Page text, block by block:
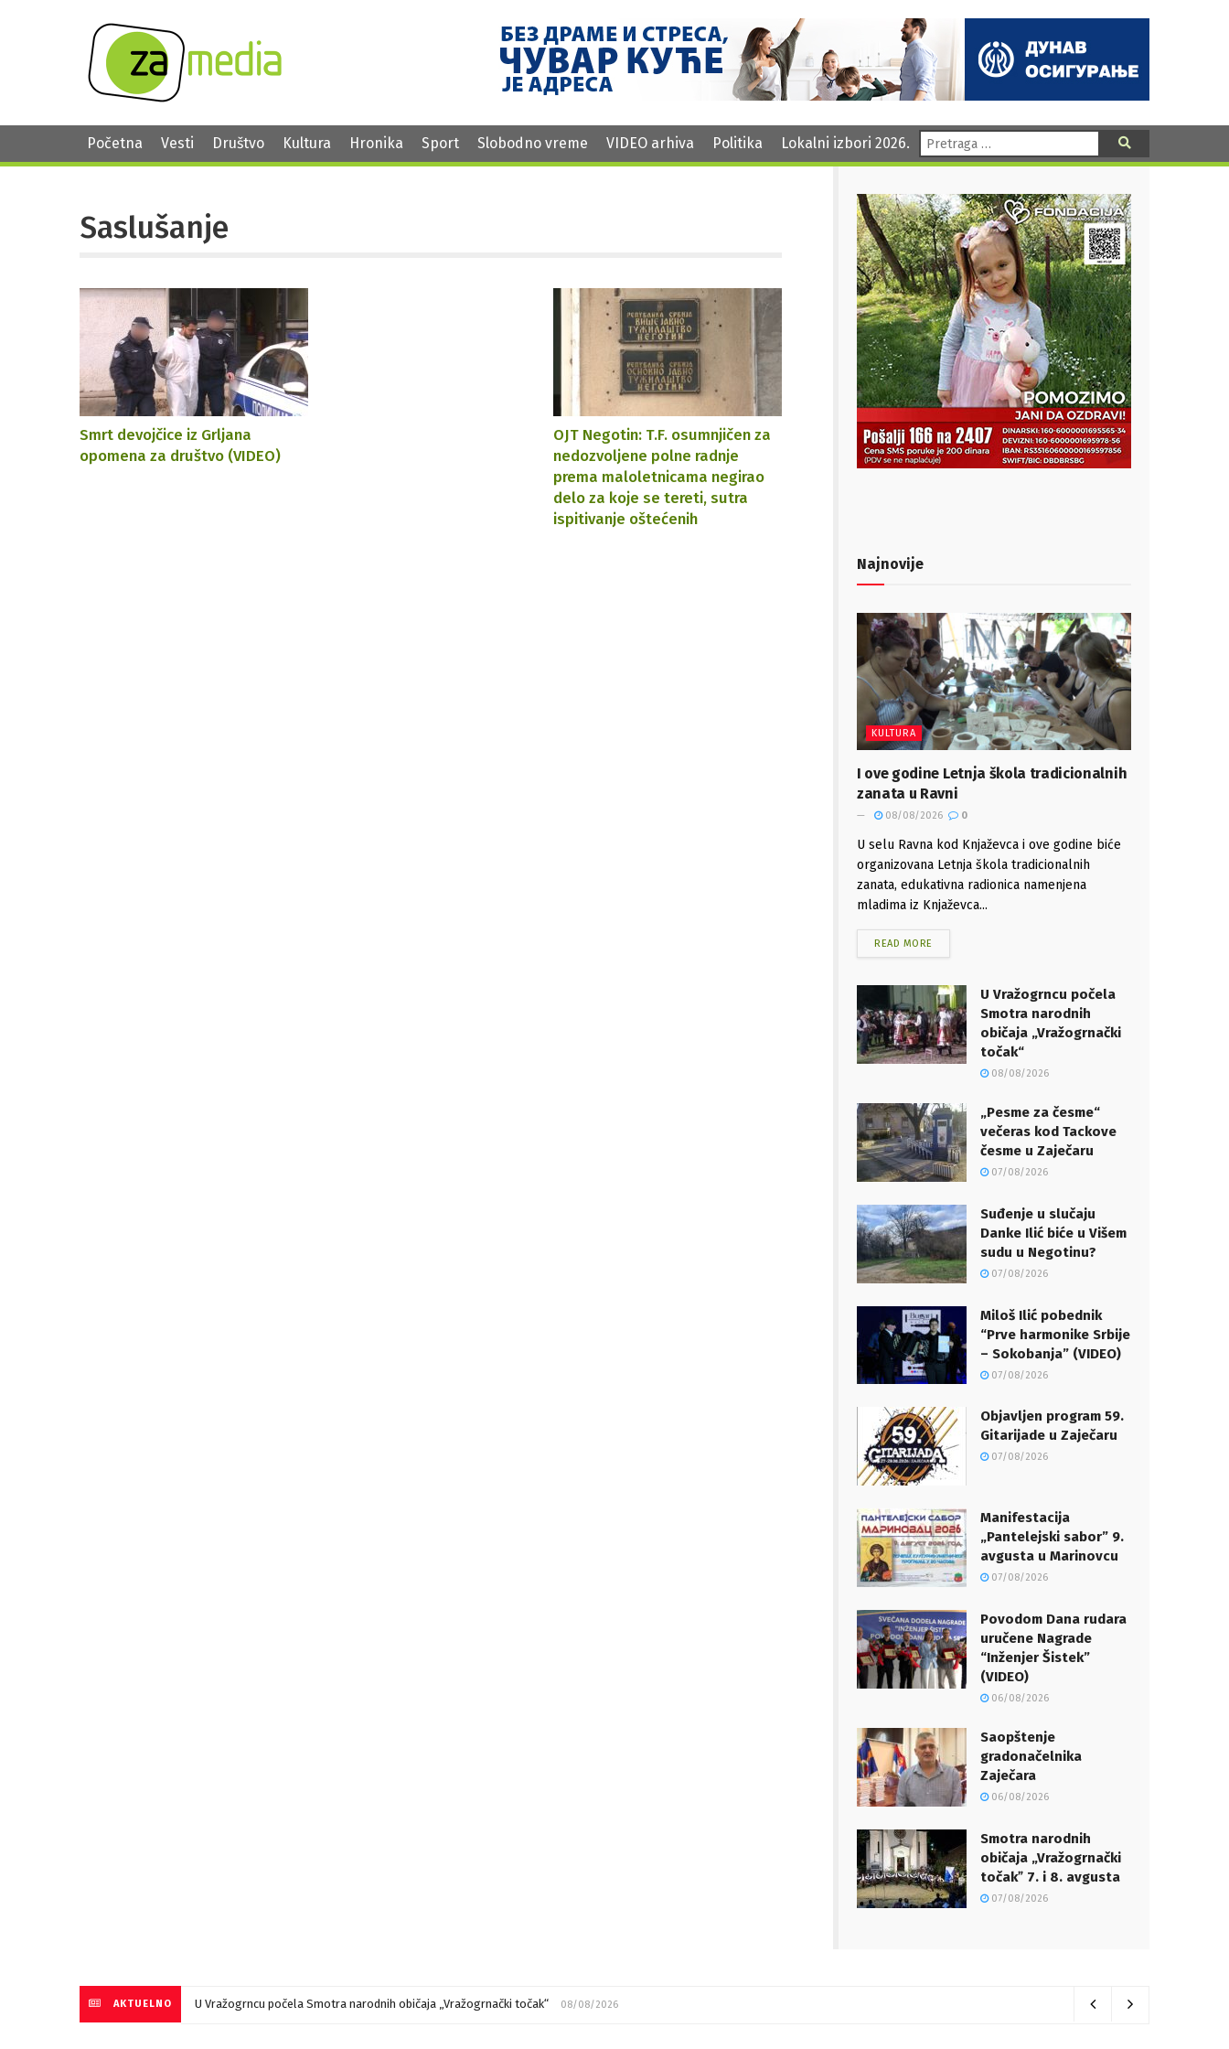
Početna Vesti Društvo Kultura Hronika Sport Slobodno vreme VIDEO arhiva Politika Lokalni izbori 2026. Pretraga:
Saslušanje
Smrt devojčice iz Grljana
opomena za društvo (VIDEO)
OJT Negotin: T.F. osumnjičen za
nedozvoljene polne radnje
prema maloletnicama negirao
delo za koje se tereti, sutra
ispitivanje oštećenih
Najnovije
KULTURA
I ove godine Letnja škola tradicionalnih
zanata u Ravni
08/08/2026 0
U selu Ravna kod Knjaževca i ove godine biće
organizovana Letnja škola tradicionalnih
zanata, edukativna radionica namenjena
mladima iz Knjaževca...
READ MORE
U Vražogrncu počela
Smotra narodnih
običaja „Vražogrnački
točak“
08/08/2026
„Pesme za česme“
večeras kod Tackove
česme u Zaječaru
07/08/2026
Suđenje u slučaju
Danke Ilić biće u Višem
sudu u Negotinu?
07/08/2026
Miloš Ilić pobednik
“Prve harmonike Srbije
– Sokobanja” (VIDEO)
07/08/2026
Objavljen program 59.
Gitarijade u Zaječaru
07/08/2026
Manifestacija
„Pantelejski sabor” 9.
avgusta u Marinovcu
07/08/2026
Povodom Dana rudara
uručene Nagrade
“Inženjer Šistek”
(VIDEO)
06/08/2026
Saopštenje
gradonačelnika
Zaječara
06/08/2026
Smotra narodnih
običaja „Vražogrnački
točakˮ 7. i 8. avgusta
07/08/2026
AKTUELNO U Vražogrncu počela Smotra narodnih običaja „Vražogrnački točak“ 08/08/2026